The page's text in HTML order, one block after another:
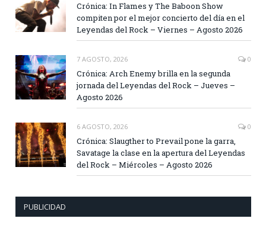
Crónica: In Flames y The Baboon Show
compiten por el mejor concierto del día en el
Leyendas del Rock – Viernes – Agosto 2026
7 AGOSTO, 2026 0
Crónica: Arch Enemy brilla en la segunda
jornada del Leyendas del Rock – Jueves –
Agosto 2026
6 AGOSTO, 2026 0
Crónica: Slaugther to Prevail pone la garra,
Savatage la clase en la apertura del Leyendas
del Rock – Miércoles – Agosto 2026
PUBLICIDAD